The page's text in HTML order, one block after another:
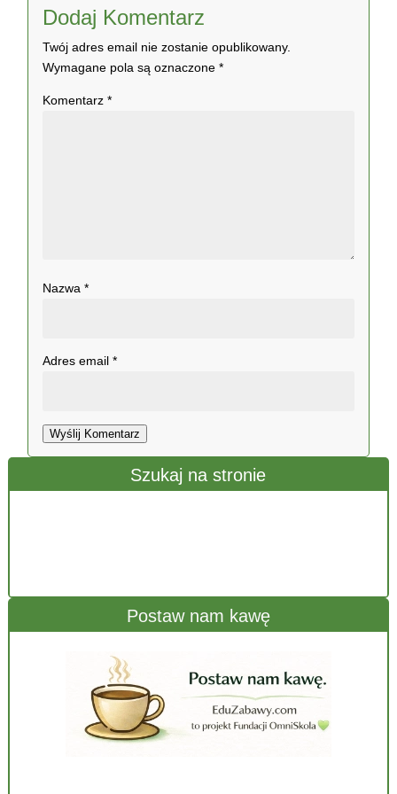
Szukaj na stronie
Postaw nam kawę
Dodaj Komentarz
Twój adres email nie zostanie opublikowany.
Wymagane pola są oznaczone*
Komentarz*
Nazwa*
Adres email*
Wyślij Komentarz